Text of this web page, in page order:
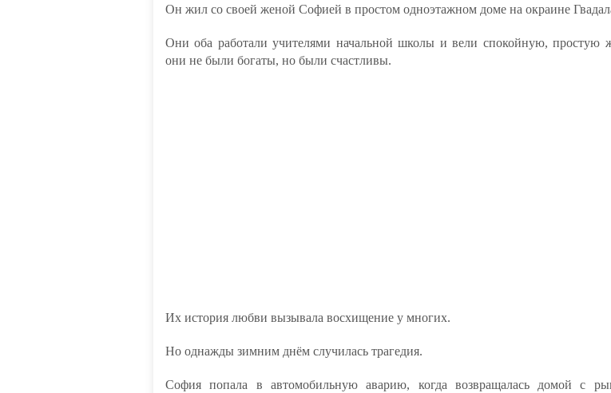
Он жил со своей женой Софией в простом одноэтажном доме на окраине
Они оба работали учителями начальной школы и вели спокойную, простую
они не были богаты, но были счастливы.
Их история любви вызывала восхищение у многих.
Но однажды зимним днём случилась трагедия.
София попала в автомобильную аварию, когда возвращалась домой с